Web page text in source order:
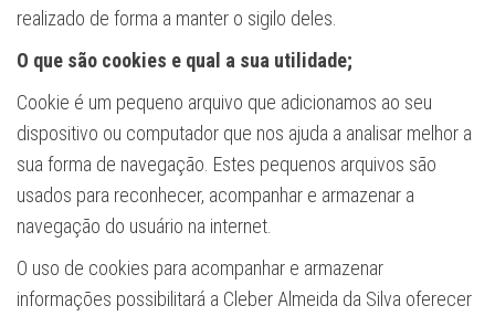
realizado de forma a manter o sigilo deles.
O que são cookies e qual a sua utilidade;
Cookie é um pequeno arquivo que adicionamos ao seu
dispositivo ou computador que nos ajuda a analisar melhor a
sua forma de navegação. Estes pequenos arquivos são
usados para reconhecer, acompanhar e armazenar a
navegação do usuário na internet.
O uso de cookies para acompanhar e armazenar
informações possibilitará a Cleber Almeida da Silva oferecer